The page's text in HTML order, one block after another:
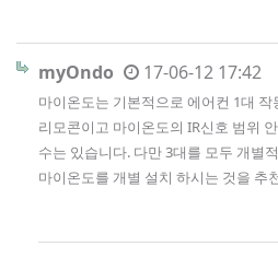
myOndo 17-06-12 17:42
마이온도는 기본적으로 에어컨 1대
리모콘이고 마이온도의 IR신호 범위
수는 있습니다. 다만 3대를 모두 개별
마이온도를 개별 설치 하시는 것을 추